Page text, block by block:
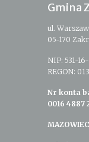
Gmina
ul.
05-170
NIP: 531-
REGON:
Nr konta
0016 4887